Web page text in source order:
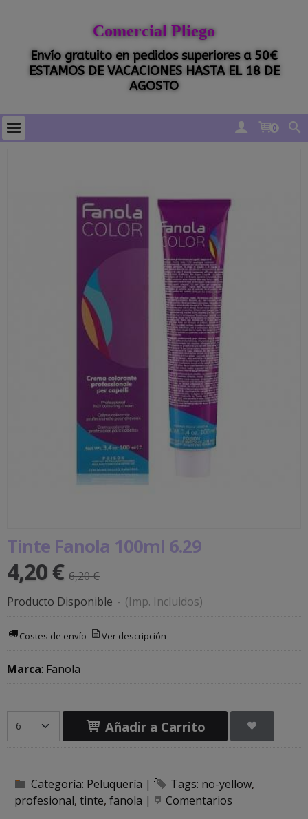
Comercial Pliego
Envío gratuito en pedidos superiores a 50€
ESTAMOS DE VACACIONES HASTA EL 18 DE
AGOSTO
0
Tinte Fanola 100ml 6.29
4,20 € 6,20 €
Producto Disponible - (Imp. Incluidos)
Costes de envío Ver descripción
Marca: Fanola
Añadir a Carrito
Categoría: Peluquería | Tags: no-yellow
profesional tinte fanola | Comentarios